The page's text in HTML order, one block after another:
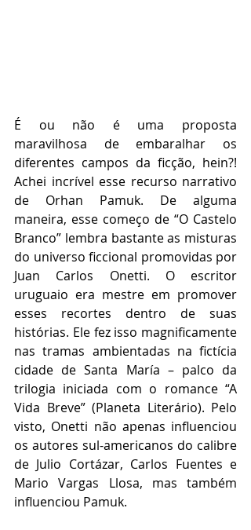
É ou não é uma proposta
maravilhosa de embaralhar os
diferentes campos da ficção, hein?!
Achei incrível esse recurso narrativo
de Orhan Pamuk. De alguma
maneira, esse começo de “O Castelo
Branco” lembra bastante as misturas
do universo ficcional promovidas por
Juan Carlos Onetti. O escritor
uruguaio era mestre em promover
esses recortes dentro de suas
histórias. Ele fez isso magnificamente
nas tramas ambientadas na fictícia
cidade de Santa María – palco da
trilogia iniciada com o romance “A
Vida Breve” (Planeta Literário). Pelo
visto, Onetti não apenas influenciou
os autores sul-americanos do calibre
de Julio Cortázar, Carlos Fuentes e
Mario Vargas Llosa, mas também
influenciou Pamuk.